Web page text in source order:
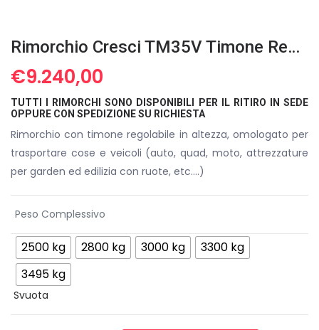
Rimorchio Cresci TM35V Timone Regolabile In Altezza
€9.240,00
TUTTI I RIMORCHI SONO DISPONIBILI PER IL RITIRO IN SEDE
OPPURE CON SPEDIZIONE SU RICHIESTA
Rimorchio con timone regolabile in altezza, omologato per
trasportare cose e veicoli (auto, quad, moto, attrezzature
per garden ed edilizia con ruote, etc….)
Peso Complessivo
2500 kg 2800 kg 3000 kg
3300 kg
3495 kg
Svuota